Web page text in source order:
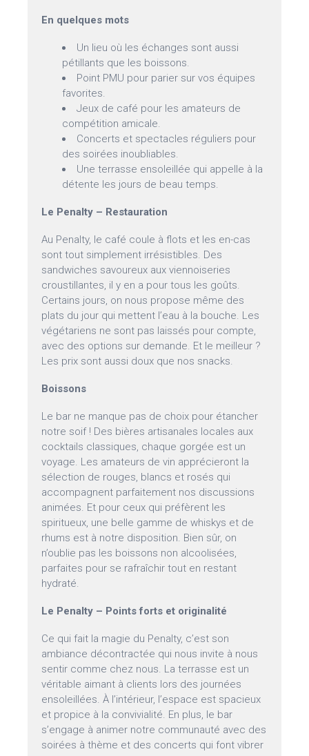
En quelques mots
Un lieu où les échanges sont aussi
pétillants que les boissons.
Point PMU pour parier sur vos équipes
favorites.
Jeux de café pour les amateurs de
compétition amicale.
Concerts et spectacles réguliers pour
des soirées inoubliables.
Une terrasse ensoleillée qui appelle à la
détente les jours de beau temps.
Le Penalty – Restauration
Au Penalty, le café coule à flots et les en-cas
sont tout simplement irrésistibles. Des
sandwiches savoureux aux viennoiseries
croustillantes, il y en a pour tous les goûts.
Certains jours, on nous propose même des
plats du jour qui mettent l’eau à la bouche. Les
végétariens ne sont pas laissés pour compte,
avec des options sur demande. Et le meilleur ?
Les prix sont aussi doux que nos snacks.
Boissons
Le bar ne manque pas de choix pour étancher
notre soif ! Des bières artisanales locales aux
cocktails classiques, chaque gorgée est un
voyage. Les amateurs de vin apprécieront la
sélection de rouges, blancs et rosés qui
accompagnent parfaitement nos discussions
animées. Et pour ceux qui préfèrent les
spiritueux, une belle gamme de whiskys et de
rhums est à notre disposition. Bien sûr, on
n’oublie pas les boissons non alcoolisées,
parfaites pour se rafraîchir tout en restant
hydraté.
Le Penalty – Points forts et originalité
Ce qui fait la magie du Penalty, c’est son
ambiance décontractée qui nous invite à nous
sentir comme chez nous. La terrasse est un
véritable aimant à clients lors des journées
ensoleillées. À l’intérieur, l’espace est spacieux
et propice à la convivialité. En plus, le bar
s’engage à animer notre communauté avec des
soirées à thème et des concerts qui font vibrer